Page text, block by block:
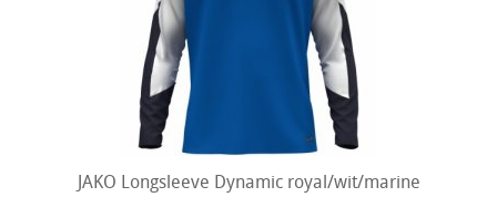
JAKO Longsleeve Dynamic royal/wit/marine